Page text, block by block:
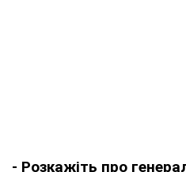
- Розкажіть про